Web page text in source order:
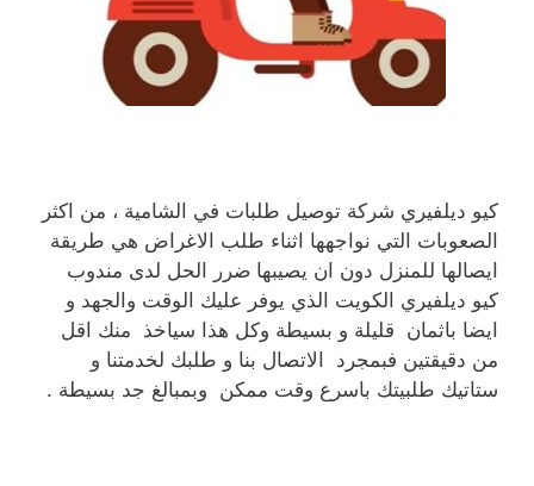
كيو ديلفيري شركة توصيل طلبات في الشامية ، من اكثر
الصعوبات التي نواجهها اثناء طلب الاغراض هي طريقة
ايصالها للمنزل دون ان يصيبها ضرر الحل لدى مندوب
كيو ديلفيري الكويت الذي يوفر عليك الوقت والجهد و
ايضا باثمان قليلة و بسيطة وكل هذا سياخذ منك اقل
من دقيقتين فبمجرد الاتصال بنا و طلبك لخدمتنا و
ستاتيك طلبيتك باسرع وقت ممكن وبمبالغ جد بسيطة .